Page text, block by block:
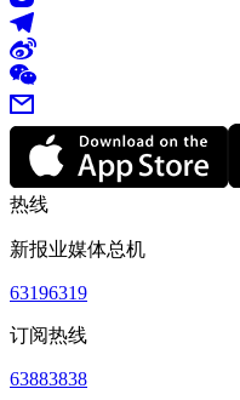
热线
新报业媒体总机
63196319
订阅热线
63883838